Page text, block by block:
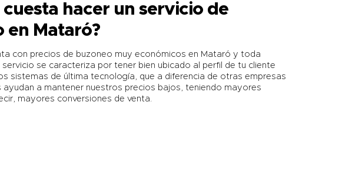
cuesta hacer un servicio de
en Mataró?
con precios de buzoneo muy económicos en Mataró y toda
servicio se caracteriza por tener bien ubicado al perfil de tu cliente
sistemas de última tecnología, que a diferencia de otras empresas
ayudan a mantener nuestros precios bajos, teniendo mayores
mayores conversiones de venta.